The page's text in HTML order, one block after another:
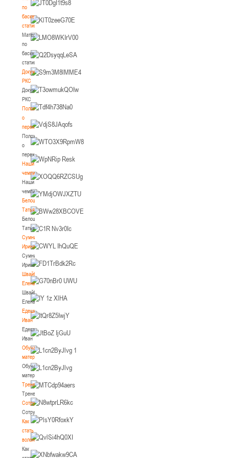
по
баскетбольной
статистике
Материалы
по
баскетбольной
статистике
Документы
РКС
Документы
РКС
Положение
о
переходах
Положение
о
переходах
Наши
чемпионы
Наши
чемпионы
Белошапко
Татьяна
Белошапко
Татьяна
Сумникова
Ирина
Сумникова
Ирина
Швайбович
Елена
Швайбович
Елена
Едешко
Иван
Едешко
Иван
Обучающие
материалы
Обучающие
материалы
Тренерам
Тренерам
Сотрудничество
Сотрудничество
Как
стать
волонтером
Как